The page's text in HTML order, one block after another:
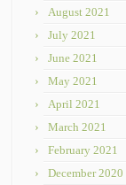
August 2021
July 2021
June 2021
May 2021
April 2021
March 2021
February 2021
December 2020